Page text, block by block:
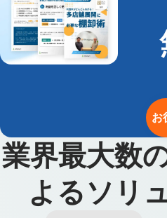
お
業界最大数
よるソリ